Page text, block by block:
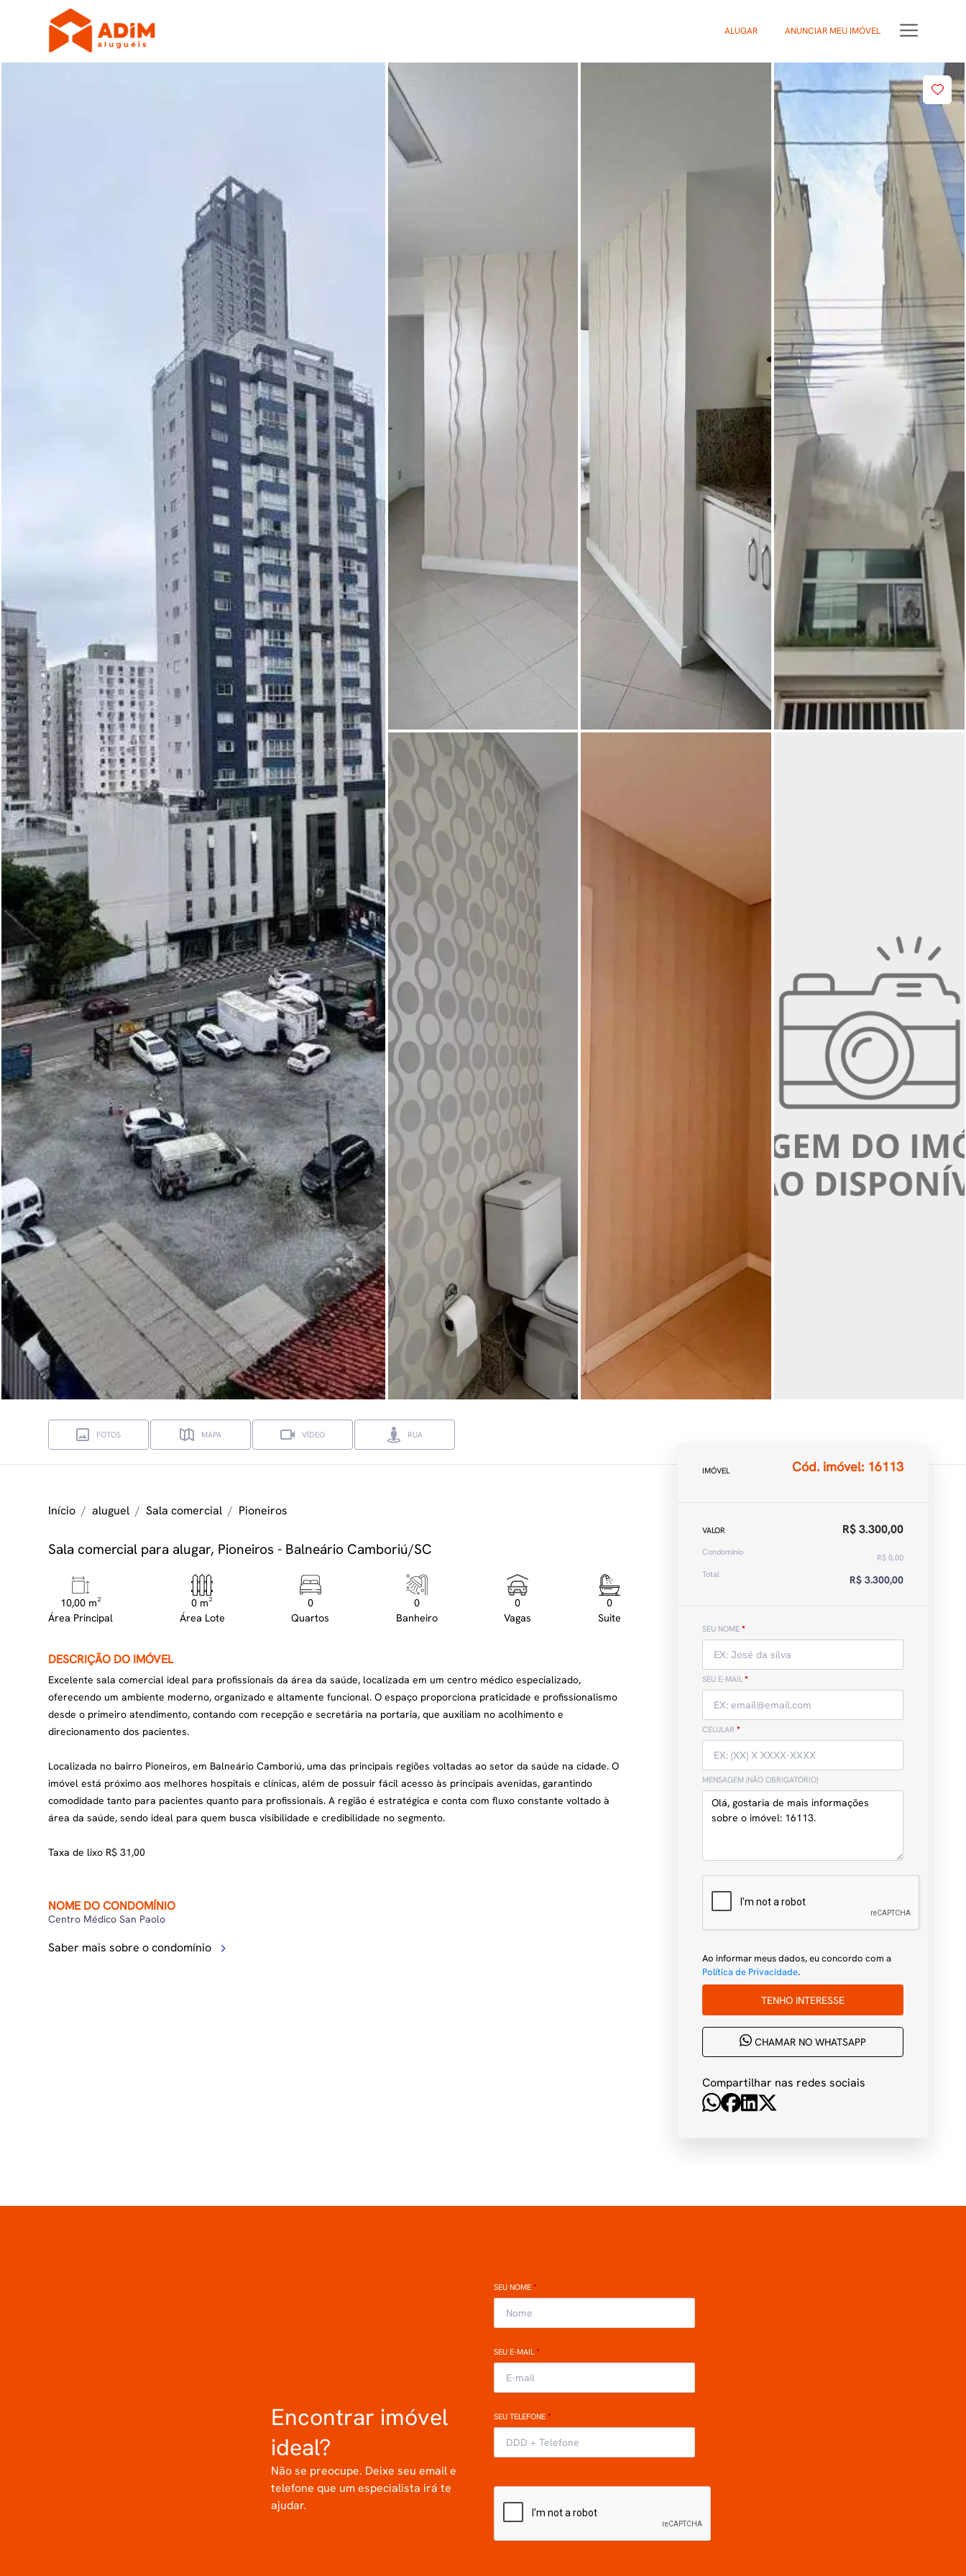
ALUGAR ANUNCIAR MEU IMÓVEL
FOTOS MAPA VÍDEO RUA
Início aluguel Sala comercial Pioneiros
Sala comercial para alugar, Pioneiros - Balneário Camboriú/SC
10,00 m²
Área Principal
0 m²
Área Lote
0
Quartos
0
Banheiro
0
Vagas
0
Suite
DESCRIÇÃO DO IMÓVEL
Excelente sala comercial ideal para profissionais da área da saúde, localizada em um centro médico especializado,
oferecendo um ambiente moderno, organizado e altamente funcional. O espaço proporciona praticidade e profissionalismo
desde o primeiro atendimento, contando com recepção e secretária na portaria, que auxiliam no acolhimento e
direcionamento dos pacientes.
Localizada no bairro Pioneiros, em Balneário Camboriú, uma das principais regiões voltadas ao setor da saúde na cidade. O
imóvel está próximo aos melhores hospitais e clínicas, além de possuir fácil acesso às principais avenidas, garantindo
comodidade tanto para pacientes quanto para profissionais. A região é estratégica e conta com fluxo constante voltado à
área da saúde, sendo ideal para quem busca visibilidade e credibilidade no segmento.
Taxa de lixo R$ 31,00
NOME DO CONDOMÍNIO
Centro Médico San Paolo
Saber mais sobre o condomínio
IMÓVEL Cód. imóvel: 16113
VALOR R$ 3.300,00
Condomínio
R$ 0,00
Total
R$ 3.300,00
SEU NOME *
SEU E-MAIL *
CELULAR *
MENSAGEM (NÃO OBRIGATÓRIO)
Ao informar meus dados, eu concordo com a
Política de Privacidade.
TENHO INTERESSE
CHAMAR NO WHATSAPP
Compartilhar nas redes sociais
Encontrar imóvel
ideal?
Não se preocupe. Deixe seu email e
telefone que um especialista irá te
ajudar.
SEU NOME *
SEU E-MAIL*
SEU TELEFONE *